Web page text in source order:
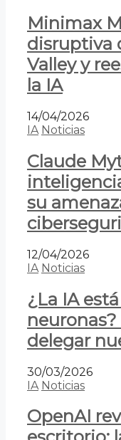
Minimax
disruptiva
Valley y
la IA
14/04/2026
IA Noticias
Claude
su
12/04/2026
IA Noticias
¿La IA
delegar
30/03/2026
IA Noticias
OpenAI